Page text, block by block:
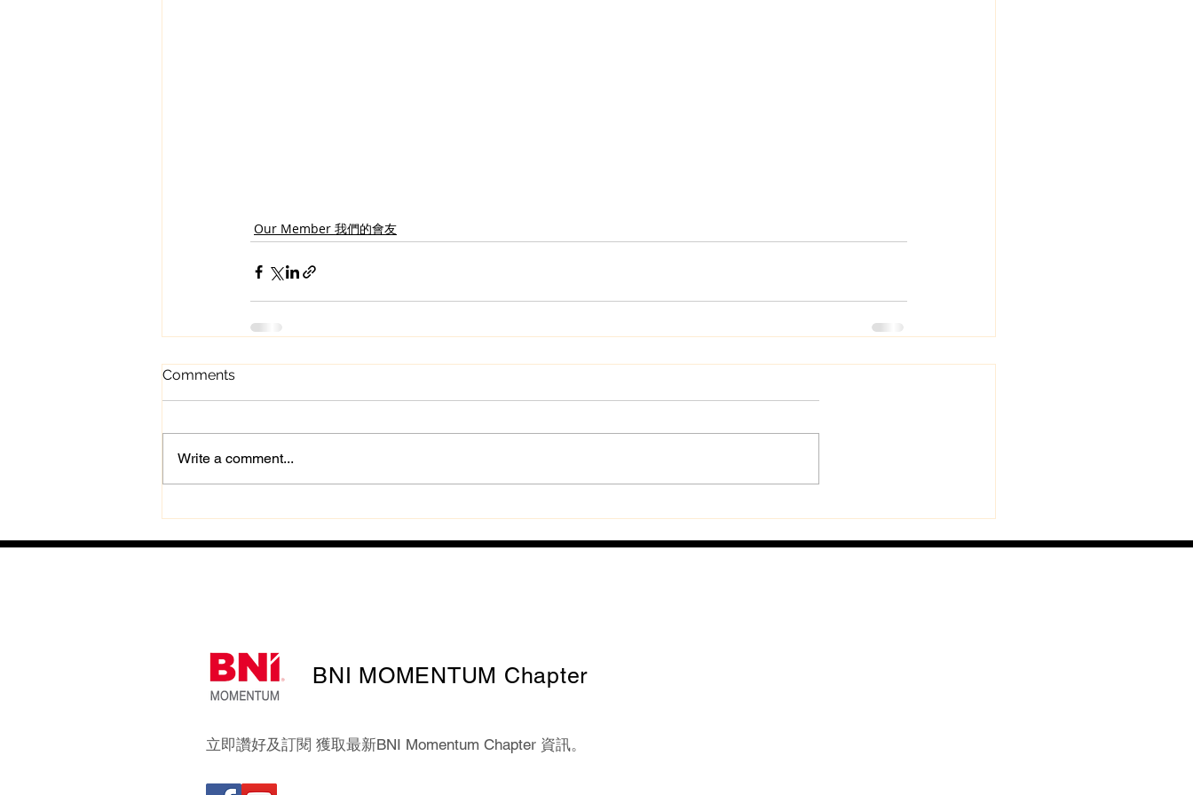
Our Member 我們的會友
Comments
Write a comment...
BNI MOMENTUM Chapter
立即讚好及訂閱 獲取最新BNI Momentum Chapter 資訊。